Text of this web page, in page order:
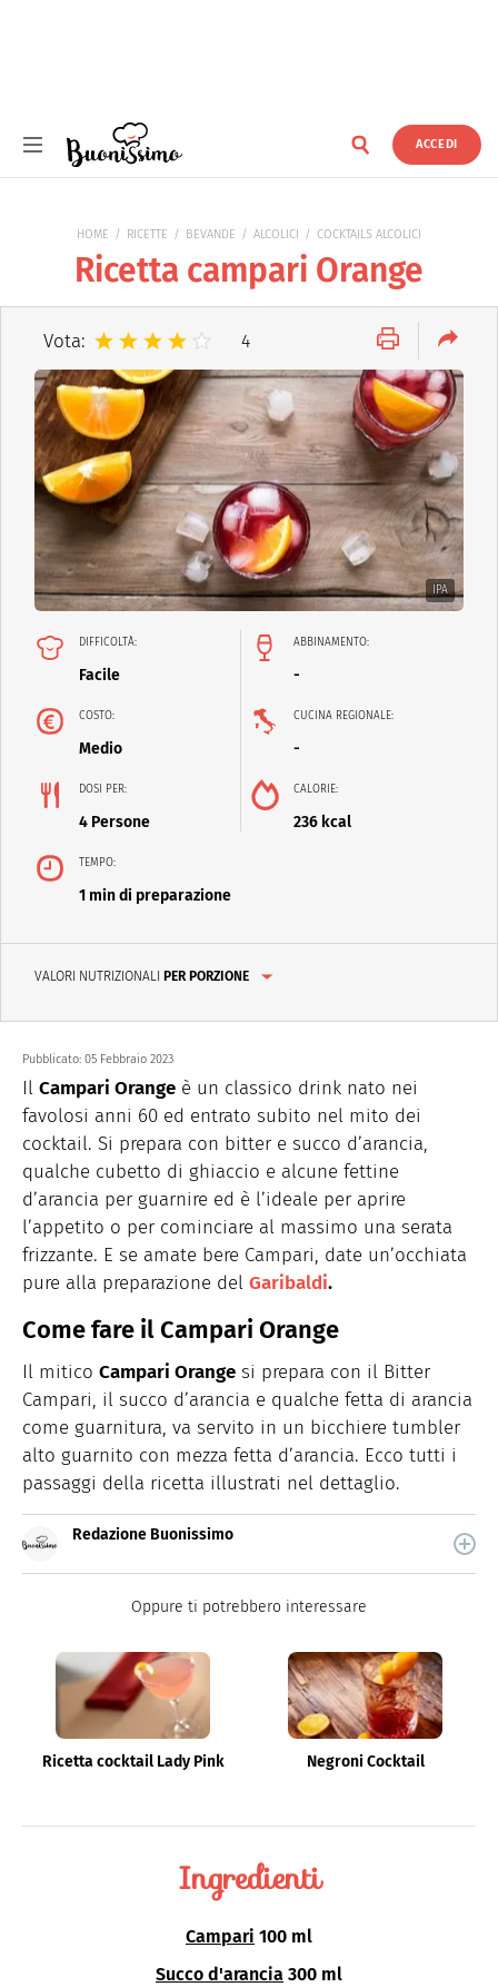
ACCEDI
HOME RICETTE BEVANDE ALCOLICI COCKTAILS ALCOLICI
Ricetta campari Orange
Vota: 4
IPA
DIFFICOLTÀ:
Facile
ABBINAMENTO:
-
COSTO:
Medio
CUCINA REGIONALE:
-
DOSI PER:
4 Persone
CALORIE:
236 kcal
TEMPO:
1 min di preparazione
VALORI NUTRIZIONALI PER PORZIONE
Pubblicato: 05 Febbraio 2023
Il Campari Orange è un classico drink nato nei
favolosi anni 60 ed entrato subito nel mito dei
cocktail. Si prepara con bitter e succo d’arancia,
qualche cubetto di ghiaccio e alcune fettine
d’arancia per guarnire ed è l’ideale per aprire
l’appetito o per cominciare al massimo una serata
frizzante. E se amate bere Campari, date un’occhiata
pure alla preparazione del Garibaldi.
Come fare il Campari Orange
Il mitico Campari Orange si prepara con il Bitter
Campari, il succo d’arancia e qualche fetta di arancia
come guarnitura, va servito in un bicchiere tumbler
alto guarnito con mezza fetta d’arancia. Ecco tutti i
passaggi della ricetta illustrati nel dettaglio.
Redazione Buonissimo
quale trovi idee veloci, facili e spiegate passo passo.
Oppure ti potrebbero interessare
Ricetta cocktail Lady Pink Negroni Cocktail
Ingredienti
Campari 100 ml
Succo d'arancia 300 ml